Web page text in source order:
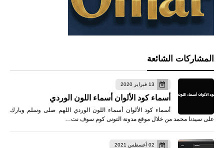
المشاركات الشائعة
13 فبراير 2020
أسماء كود الألوان أسماء اللون الوردي
أسماء كود الألوان أسماء اللون الوردي اللهم صلى وسلم وبارك
على سيدنا محمد من خلال موقع مدونة التونى كوم سوف نت…
02 أغسطس 2021